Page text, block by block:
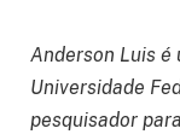
Anderson Luis é
Universidade
pesquisador